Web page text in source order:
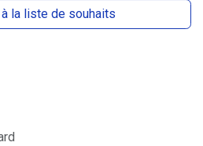
la liste de souhaits